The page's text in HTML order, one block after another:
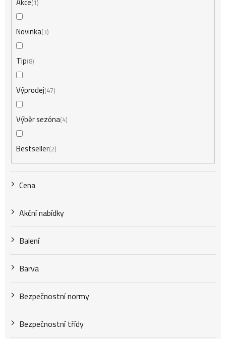
d
u
k
ů
Novinka3
Tip 8
Výprodej 47
Výběr sezóna 4
Bestseller 2
Cena
Akční nabídky
Balení
Barva
Bezpečnostní normy
Bezpečnostní třídy